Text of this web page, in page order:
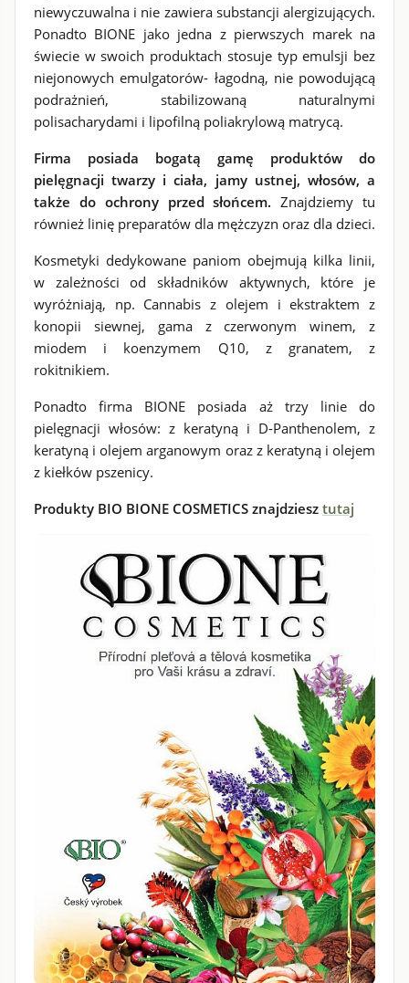
niewyczuwalna i nie zawiera substancji alergizujących.
Ponadto BIONE jako jedna z pierwszych marek na
świecie w swoich produktach stosuje typ emulsji bez
niejonowych emulgatorów- łagodną, nie powodującą
podrażnień, stabilizowaną naturalnymi
polisacharydami i lipofilną poliakrylową matrycą.
Firma posiada bogatą gamę produktów do
pielęgnacji twarzy i ciała, jamy ustnej, włosów, a
także do ochrony przed słońcem. Znajdziemy tu
również linię preparatów dla mężczyzn oraz dla dzieci.
Kosmetyki dedykowane paniom obejmują kilka linii,
w zależności od składników aktywnych, które je
wyróżniają, np. Cannabis z olejem i ekstraktem z
konopii siewnej, gama z czerwonym winem, z
miodem i koenzymem Q10, z granatem, z
rokitnikiem.
Ponadto firma BIONE posiada aż trzy linie do
pielęgnacji włosów: z keratyną i D-Panthenolem, z
keratyną i olejem arganowym oraz z keratyną i olejem
z kiełków pszenicy.
Produkty BIO BIONE COSMETICS znajdziesz tutaj